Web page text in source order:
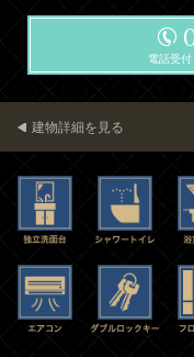
電話受
建物詳細を見る